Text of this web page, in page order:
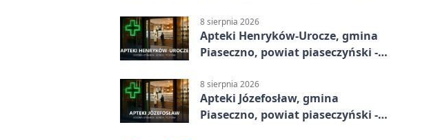
8 sierpnia 2026
Apteki Henryków-Urocze, gmina
Piaseczno, powiat piaseczyński -
8 sierpnia 2026
Apteki Józefosław, gmina
Piaseczno, powiat piaseczyński -